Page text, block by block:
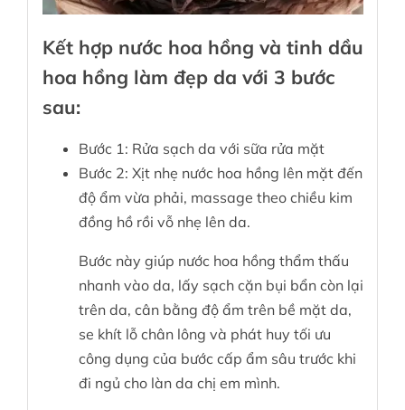
Kết hợp nước hoa hồng và tinh dầu
hoa hồng làm đẹp da với 3 bước
sau:
Bước 1: Rửa sạch da với sữa rửa mặt
Bước 2: Xịt nhẹ nước hoa hồng lên mặt đến
độ ẩm vừa phải, massage theo chiều kim
đồng hồ rồi vỗ nhẹ lên da.
Bước này giúp nước hoa hồng thẩm thấu
nhanh vào da, lấy sạch cặn bụi bẩn còn lại
trên da, cân bằng độ ẩm trên bề mặt da,
se khít lỗ chân lông và phát huy tối ưu
công dụng của bước cấp ẩm sâu trước khi
đi ngủ cho làn da chị em mình.